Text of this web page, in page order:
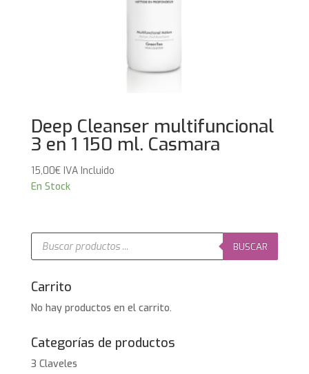
Deep Cleanser multifuncional
3 en 1 150 ml. Casmara
15,00€ IVA Incluido
En Stock
Búsqueda
productos
BUSCAR
Carrito
No hay productos en el carrito.
Categorías de productos
3 Claveles